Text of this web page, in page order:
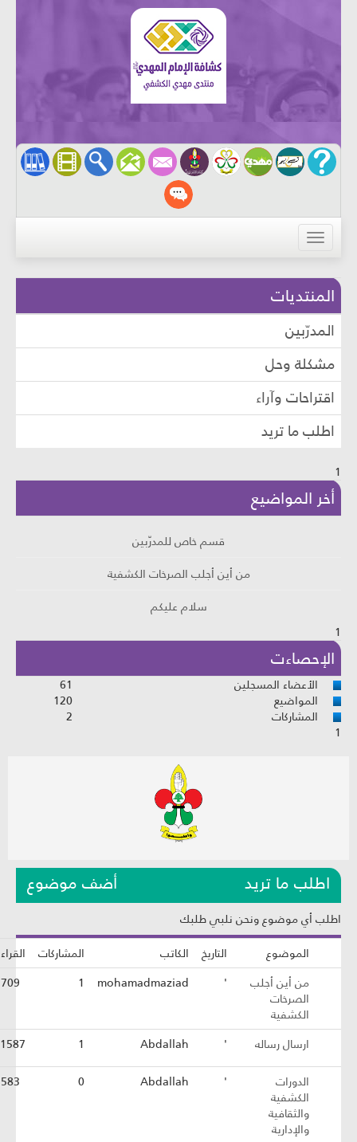
القائمة
المنتديات
المدرّبين
مشكلة وحل
اقتراحات وآراء
اطلب ما تريد
أخر المواضيع
قسم خاص للمدرّبين
من أين أجلب الصرخات الكشفية
سلام عليكم
الإحصاءت
الأعضاء المسجلين
المواضيع
120
المشاركات
اطلب ما تريد أضف موضوع
أي موضوع ونحن نلبي طلبك
الموضوع
التاريخ الكاتب المشاركات
القراءات
من أين أجلب
الصرخات
الكشفية
mohamadmaziad
1
5709
ارسال رساله Abdallah
1587
الدورات
الكشفية
والثقافية
والإدارية
Abdallah
1583